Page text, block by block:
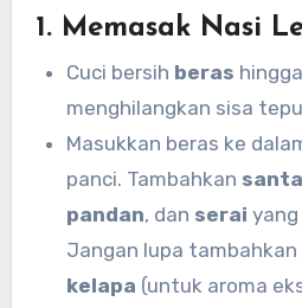
1. Memasak Nasi
Cuci bersih beras
menghilangkan sisa
Masukkan beras ke
panci. Tambahkan
pandan, dan serai
Jangan lupa tambahkan
kelapa (untuk aroma